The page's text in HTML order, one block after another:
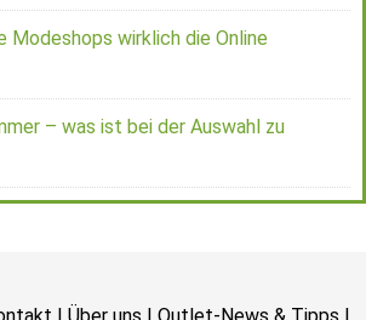
Modeshops wirklich die Online
– was ist bei der Auswahl zu